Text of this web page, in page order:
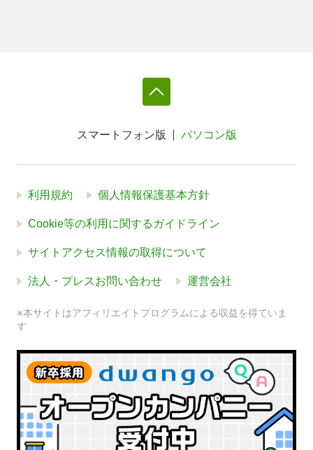
スマートフォン版 パソコン版
利用規約 個人情報保護基本方針
Cookie等の利用に関するガイドライン
サイトアクセス情報の取得について
法人・プレスお問い合わせ 運営会社
※本サイトはアフィリエイトプログラムによる収益を得ていま
す